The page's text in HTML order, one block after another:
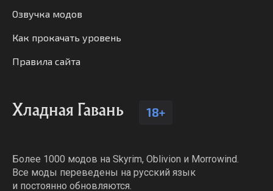
Озвучка модов
Как прокачать уровень
Правила сайта
Хладная Гавань 18+
Более 1000 модов на Skyrim, Oblivion и Morrowind.
Все моды переведены на русский язык
и постоянно обновляются.